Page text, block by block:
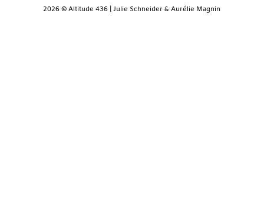
2026 © Altitude 436 | Julie Schneider & Aurélie Magnin